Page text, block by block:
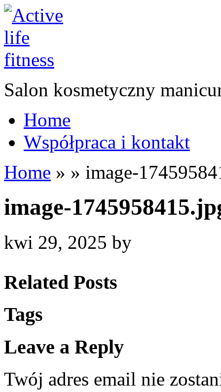
Salon kosmetyczny
Home
Współpraca i kontakt
Home » » image-
image-
kwi 29, 2025 by
Related Posts
Tags
Leave a Reply
Twój adres email nie